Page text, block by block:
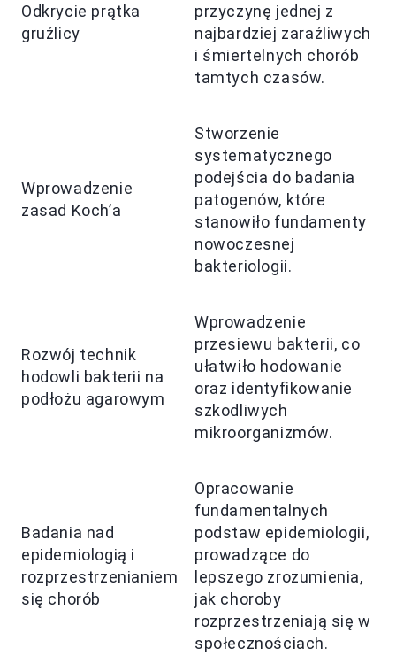
Odkrycie prątka
gruźlicy
przyczynę jednej z
najbardziej zaraźliwych
i śmiertelnych chorób
tamtych czasów.
Wprowadzenie
zasad Koch’a
Stworzenie
systematycznego
podejścia do badania
patogenów, które
stanowiło fundamenty
nowoczesnej
bakteriologii.
Rozwój technik
hodowli bakterii na
podłożu agarowym
Wprowadzenie
przesiewu bakterii, co
ułatwiło hodowanie
oraz identyfikowanie
szkodliwych
mikroorganizmów.
Badania nad
epidemiologią i
rozprzestrzenianiem
się chorób
Opracowanie
fundamentalnych
podstaw epidemiologii,
prowadzące do
lepszego zrozumienia,
jak choroby
rozprzestrzeniają się w
społecznościach.